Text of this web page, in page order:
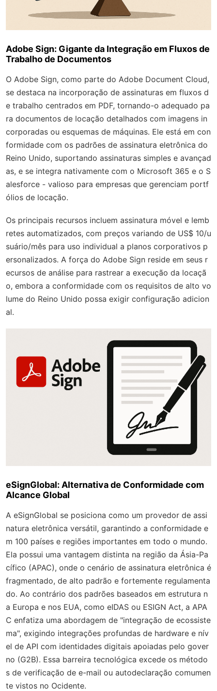
Adobe Sign: Gigante da Integração em Fluxos de
Trabalho de Documentos
O Adobe Sign, como parte do Adobe Document Cloud,
se destaca na incorporação de assinaturas em fluxos d
e trabalho centrados em PDF, tornando-o adequado pa
ra documentos de locação detalhados com imagens in
corporadas ou esquemas de máquinas. Ele está em con
formidade com os padrões de assinatura eletrônica do
Reino Unido, suportando assinaturas simples e avançad
as, e se integra nativamente com o Microsoft 365 e o S
alesforce - valioso para empresas que gerenciam portf
ólios de locação.
Os principais recursos incluem assinatura móvel e lemb
retes automatizados, com preços variando de US$ 10/u
suário/mês para uso individual a planos corporativos p
ersonalizados. A força do Adobe Sign reside em seus r
ecursos de análise para rastrear a execução da locaçã
o, embora a conformidade com os requisitos de alto vo
lume do Reino Unido possa exigir configuração adicion
al.
eSignGlobal: Alternativa de Conformidade com
Alcance Global
A eSignGlobal se posiciona como um provedor de assi
natura eletrônica versátil, garantindo a conformidade e
m 100 países e regiões importantes em todo o mundo.
Ela possui uma vantagem distinta na região da Ásia-Pa
cífico (APAC), onde o cenário de assinatura eletrônica é
fragmentado, de alto padrão e fortemente regulamenta
do. Ao contrário dos padrões baseados em estrutura n
a Europa e nos EUA, como eIDAS ou ESIGN Act, a APA
C enfatiza uma abordagem de "integração de ecossiste
ma", exigindo integrações profundas de hardware e nív
el de API com identidades digitais apoiadas pelo gover
no (G2B). Essa barreira tecnológica excede os método
s de verificação de e-mail ou autodeclaração comumen
te vistos no Ocidente.